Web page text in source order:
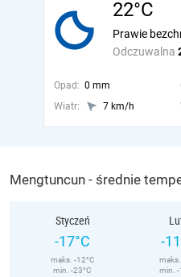
22°C
Odczuwalna
Prawie
Opad: 0 mm
Wiatr:
7 km/h
Mengtuncun - średnie
Styczeń
-17°C
maks. -12°C
min. -23°C
-
maks.
min. -